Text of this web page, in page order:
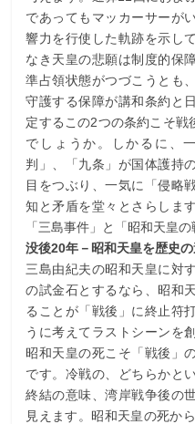
であってもマッカーサーが
響力を行使した軌跡を示し
なき天皇の悲願は制度的保
準占領状態がつづこうとも
守護する保障が講和条約と
定するこの2つの条約こそ戦
でしょうか。しかるに、
判」、「九条」が国体護持
目をつぶり、一気に「侵略
知と矛盾を堂々とさらしま
「三島事件」と「昭和天皇
没後20年－昭和天皇を歴史の
三島由紀夫の昭和天皇に対
の試金石とするなら、昭和
ることが「戦後」に終止符
うに考えてラストシーンを
昭和天皇の死こそ「戦後」
です。冷戦の、どちらかと
終結の意味、湾岸戦争後の
見えます。昭和天皇の死か